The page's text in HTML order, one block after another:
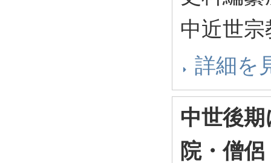
中近世
詳細を
中世後
院・僧